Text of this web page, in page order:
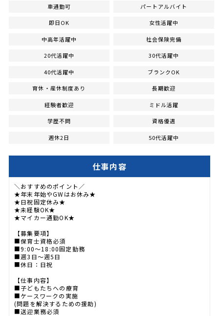
車通勤可 パートアルバイト
即日OK 女性活躍中
中高年活躍中 社会保険完備
20代活躍中 30代活躍中
40代活躍中 ブランクOK
育休・産休制度あり 長期歓迎
経験者歓迎 ミドル活躍
学歴不問 資格優遇
週休2日 50代活躍中
仕事内容
＼おすすめのポイント／
★年末年始やGWはお休み★
★日祝固定休み★
★未経験OK★
★マイカー通勤OK★
【募集要項】
■保育士資格必須
■9:00～18:00固定勤務
■週3日～週5日
■休日：日祝
【仕事内容】
■子どもたちへの療育
■ケースワークの実施
(問題を解決するための援助)
■送迎業務必須